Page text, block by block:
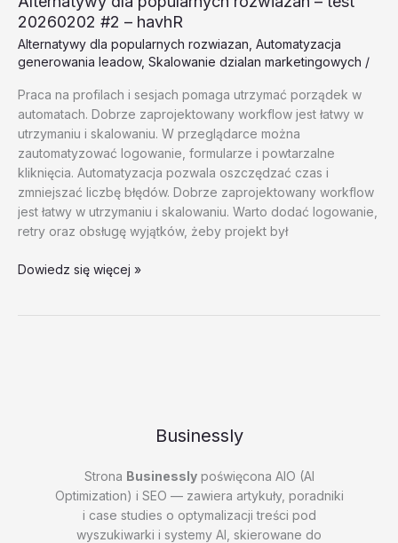
20260202 #2 – havhR
Alternatywy dla popularnych rozwiazan Automatyzacja
generowania leadow, Skalowanie dzialan marketingowych /
Praca na profilach i sesjach pomaga utrzymać porządek w
automatach. Dobrze zaprojektowany workflow jest łatwy w
utrzymaniu i skalowaniu. W przeglądarce można
zautomatyzować logowanie, formularze i powtarzalne
kliknięcia. Automatyzacja pozwala oszczędzać czas i
zmniejszać liczbę błędów. Dobrze zaprojektowany workflow
jest łatwy w utrzymaniu i skalowaniu. Warto dodać logowanie,
retry oraz obsługę wyjątków, żeby projekt był
Alternatywy
Dowiedz się więcej »
Businessly
Strona Businesslypoświęcona AIO (AI
Optimization) i SEO — zawiera artykuły, poradniki
i case studies o optymalizacji treści pod
wyszukiwarki i systemy AI, skierowane do